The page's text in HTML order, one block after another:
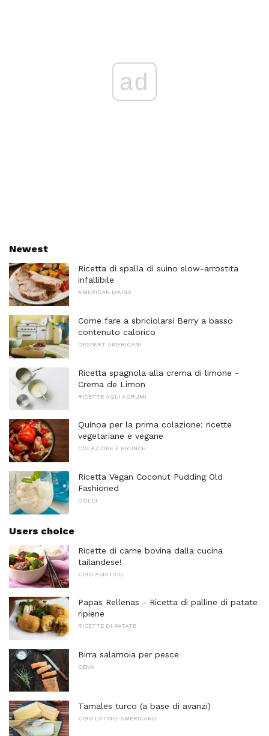
ad
Newest
Ricetta di spalla di suino slow-arrostita
infallibile
AMERICAN MAINS
Come fare a sbriciolarsi Berry a basso
contenuto calorico
DESSERT AMERICANI
Ricetta spagnola alla crema di limone -
Crema de Limon
RICETTE AGLI AGRUMI
Quinoa per la prima colazione: ricette
vegetariane e vegane
COLAZIONE E BRUNCH
Ricetta Vegan Coconut Pudding Old
Fashioned
DOLCI
Users choice
Ricette di carne bovina dalla cucina
tailandese!
CIBO ASIATICO
Papas Rellenas - Ricetta di palline di patate
ripiene
RICETTE DI PATATE
Birra salamoia per pesce
CENA
Tamales turco (a base di avanzi)
CIBO LATINO-AMERICANO